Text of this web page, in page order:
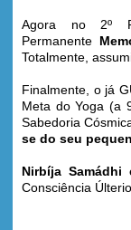
Agora no 2º
Permanente
Totalmente,
Finalmente, o já
Meta do Yoga (a
Sabedoria
se do seu
Nirbíja Samádhi
Consciência